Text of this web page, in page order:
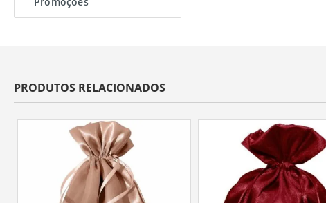
PRODUTOS RELACIONADOS